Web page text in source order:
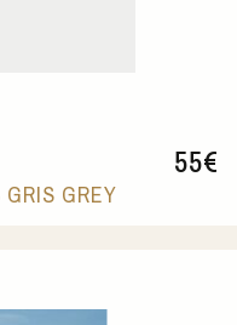
55€
GREY